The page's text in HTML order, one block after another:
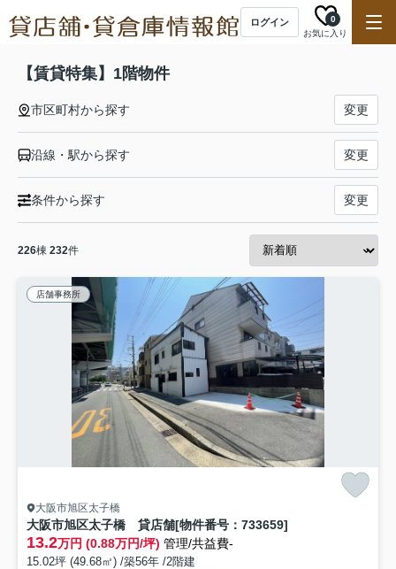
ログイン
お気に入り
0
【賃貸特集】1階物件
市区町村から探す 変更
沿線・駅から探す 変更
条件から探す 変更
226棟 232件
店舗事務所
大阪市旭区太子橋
大阪市旭区太子橋 貸店舗[物件番号：733659]
13.2万円 (0.88万円/坪) 管理/共益費-
15.02坪 (49.68㎡) /築56年 /2階建